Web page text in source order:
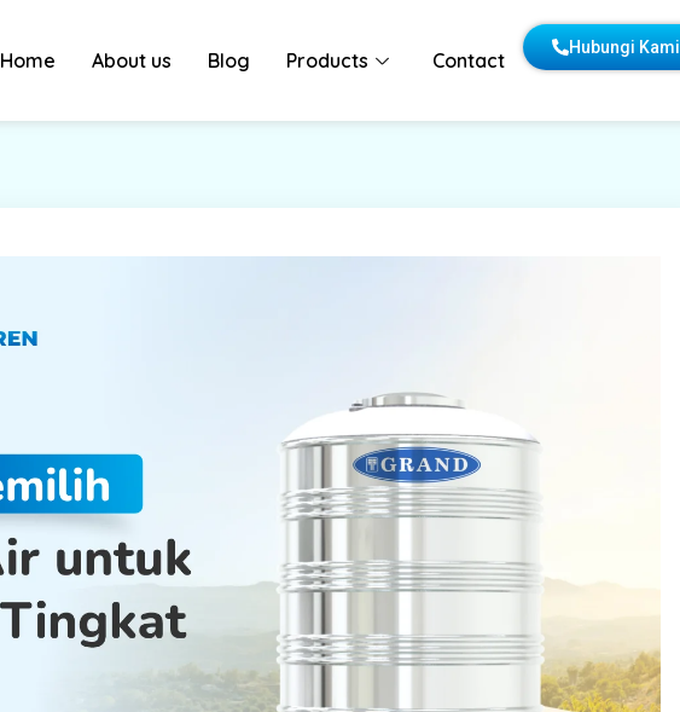
Home About us Blog Products Contact
Hubungi Kami